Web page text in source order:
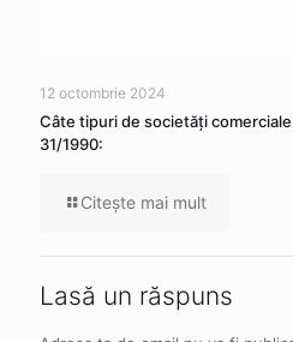
12 octombrie 2024
Câte tipuri de societăţi
31/1990:
Citeşte mai mult
Lasă un răspuns